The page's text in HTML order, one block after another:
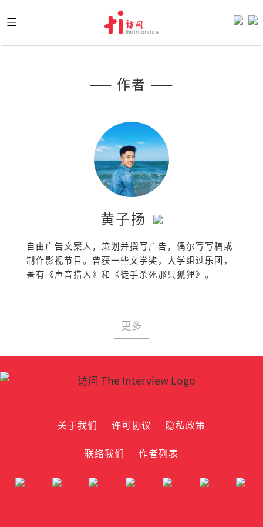
to
content
—— 作者 ——
黄子扬
自由广告文案人，策划并撰写广告，偶尔写写稿或
制作影视节目。曾获一些文学奖，大学组过乐团，
著有《声音猎人》和《徒手杀死那只狐狸》。
更多
关于我们 许可协议
隐私政策
联络我们
作者列表